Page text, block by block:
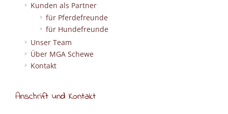
Kunden als Partner
für Pferdefreunde
für Hundefreunde
Unser Team
Über MGA Schewe
Kontakt
Anschrift und Kontakt